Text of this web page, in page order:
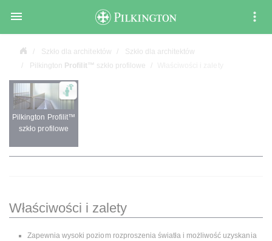

Szkło dla architektów
Szkło dla architektów
Pilkington Profilit™ szkło profilowe
Pilkington Profilit™
szkło profilowe
Właściwości i zalety
Zapewnia wysoki poziom rozproszenia światła i możliwość uzyskania